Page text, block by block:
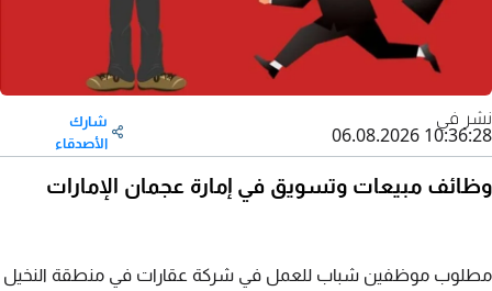
نشر في
06.08.2026 10:36:28
شارك
الأصدقاء
وظائف مبيعات وتسويق في إمارة عجمان الإمارات
مطلوب موظفين شباب للعمل في شركة عقارات في منطقة النخيل